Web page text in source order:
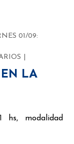
01/09:
LA
hs, modalidad